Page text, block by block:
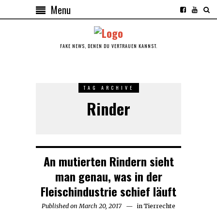
Menu
FAKE NEWS, DENEN DU VERTRAUEN KANNST.
TAG ARCHIVE
Rinder
An mutierten Rindern sieht
man genau, was in der
Fleischindustrie schief läuft
Published on March 20, 2017 in Tierrechte